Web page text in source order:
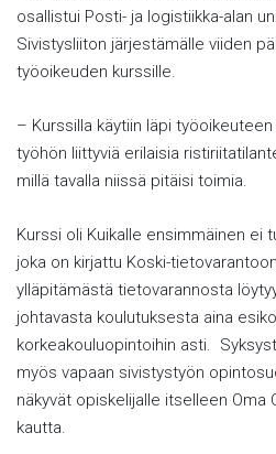
osallistui Posti- ja logistiikka-alan
Sivistysliiton järjestämälle viiden
työoikeuden kurssille.
– Kurssilla käytiin läpi
työhön liittyviä erilaisia
millä tavalla niissä pitäisi toimia.
Kurssi oli Kuikalle ensimmäinen ei
joka on kirjattu Koski-
ylläpitämästä tietovarannosta
johtavasta koulutuksesta aina
korkeakouluopintoihin asti.
myös vapaan sivistystyön
näkyvät opiskelijalle itselleen Oma
kautta.